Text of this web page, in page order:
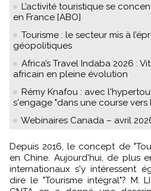
L’activité touristique se
en France [ABO]
Tourisme : le secteur mis à
géopolitiques
Africa’s Travel Indaba 2026 :
africain en pleine évolution
Rémy Knafou : avec
s'engage "dans une course vers
Webinaires Canada – avril
Depuis 2016, le concept de "Tourisme intégral" a émergé
en Chine. Aujourd'hui, de plus
internationaux s'y intéressent
dire le "Tourisme intégral"? M.